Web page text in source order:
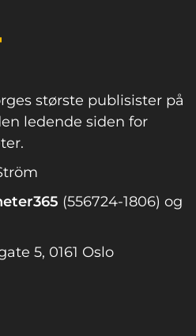
største publisister på
ledende siden for
(556724-1806) og
5, 0161 Oslo